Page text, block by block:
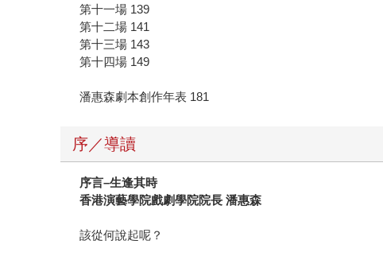
第十一場 139
第十二場 141
第十三場 143
第十四場 149
潘惠森劇本創作年表 181
序／導讀
序言–生逢其時
香港演藝學院戲劇學院院長 潘惠森
該從何說起呢？